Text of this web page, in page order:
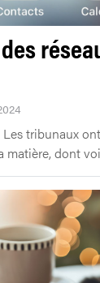
Les tribunaux
dont